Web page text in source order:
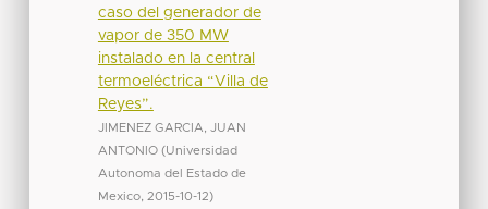
caso del generador de
vapor de 350 MW
instalado en la central
termoeléctrica “Villa de
Reyes”.
JIMENEZ GARCIA, JUAN
ANTONIO (Universidad
Autonoma del Estado de
Mexico, 2015-10-12)